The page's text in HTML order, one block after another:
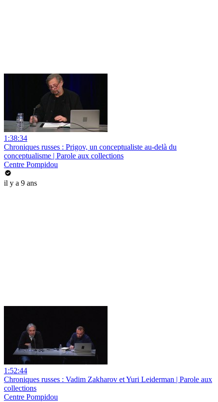
1:38:34
Chroniques russes : Prigov, un conceptualiste au-delà du
conceptualisme | Parole aux collections
Centre Pompidou
il y a 9 ans
1:52:44
Chroniques russes : Vadim Zakharov et Yuri Leiderman | Parole aux
collections
Centre Pompidou